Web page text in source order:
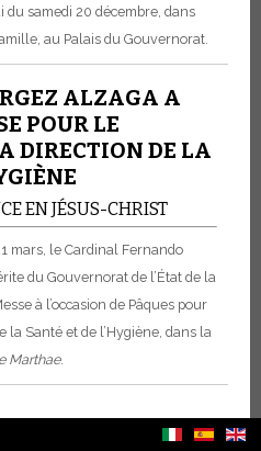
du samedi 20 décembre, dans
au Palais du Gouvernorat.
ALZAGA A
POUR LE
DIRECTION DE LA
EN JÉSUS-CHRIST
mars, le Cardinal Fernando
du Gouvernorat de l’État de la
à l’occasion de Pâques pour
la Santé et de l’Hygiène, dans la
Marthae.